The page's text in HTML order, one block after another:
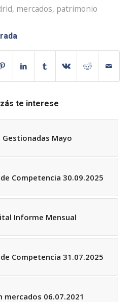
, mercados, patrimonio
te interese
Gestionadas Mayo
Competencia 30.09.2025
Informe Mensual
Competencia 31.07.2025
mercados 06.07.2021